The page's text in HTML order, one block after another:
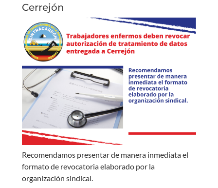
Cerrejón
Recomendamos presentar de manera inmediata el
formato de revocatoria elaborado por la
organización sindical.